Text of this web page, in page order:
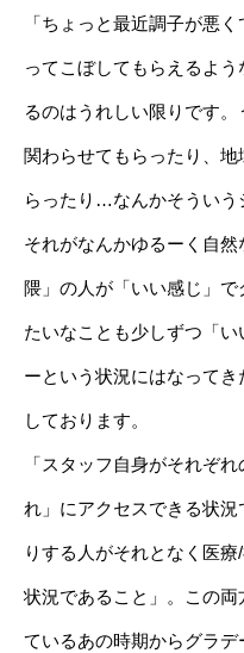
「ちょっと最近調子が悪く
ってこぼしてもらえるよ
るのはうれしい限りです
関わらせてもらったり、
らったり…なんかそういう
それがなんかゆるーく自
隈」の人が「いい感じ」
たいなことも少しずつ「
ーという状況にはなって
しております。
「スタッフ自身がそれぞ
れ」にアクセスできる状
りする人がそれとなく医
状況であること」。この
ているあの時期からグラ